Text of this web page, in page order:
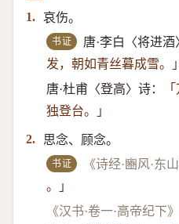
1. 哀伤。
书证 唐·李白〈将进酒
发，朝如青丝暮成雪。」
唐·杜甫〈登高〉诗：
独登台。」
2. 思念、顾念。
书证 《诗经·豳风·东山
。」
《汉书·卷一·高帝纪下》